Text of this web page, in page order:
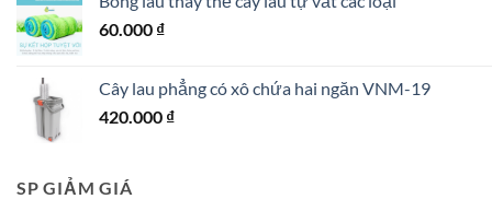
60.000 ₫
Cây lau phẳng có xô chứa hai ngăn VNM-19
420.000 ₫
SP GIẢM GIÁ